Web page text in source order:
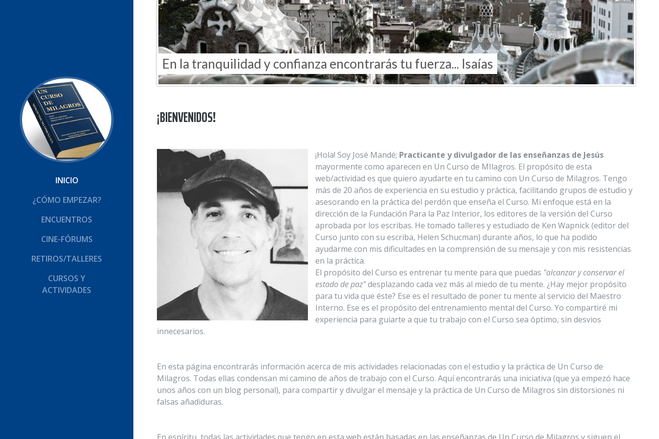
INICIO
¿CÓMO EMPEZAR?
ENCUENTROS
CINE-FÓRUMS
RETIROS/TALLERES
CURSOS Y
ACTIVIDADES
En la tranquilidad y confianza encontrarás tu fuerza... Isaías
¡BIENVENIDOS!
¡Hola! Soy José Mandé; Practicante y divulgador de las enseñanzas de Jesús
mayormente como aparecen en Un Curso de MIlagros. El propósito de esta
web/actividad es que quiero ayudarte en tu camino con Un Curso de Milagros. Tengo
más de 20 años de experiencia en su estudio y práctica, facilitando grupos de estudio y
asesorando en la práctica del perdón que enseña el Curso. Mi enfoque está en la
dirección de la Fundación Para la Paz Interior, los editores de la versión del Curso
aprobada por los escribas. He tomado talleres y estudiado de Ken Wapnick (editor del
Curso junto con su escriba, Helen Schucman) durante años, lo que ha podido
ayudarme con mis dificultades en la comprensión de su mensaje y con mis resistencias
en la práctica.
El propósito del Curso es entrenar tu mente para que puedas "alcanzar y conservar el
estado de paz"desplazando cada vez más al miedo de tu mente. ¿Hay mejor propósito
para tu vida que éste? Ese es el resultado de poner tu mente al servicio del Maestro
Interno. Ese es el propósito del entrenamiento mental del Curso. Yo compartiré mi
experiencia para guiarte a que tu trabajo con el Curso sea óptimo, sin desvios
innecesarios.
En esta página encontrarás información acerca de mis actividades relacionadas con el estudio y la práctica de Un Curso de
Milagros. Todas ellas condensan mi camino de años de trabajo con el Curso. Aquí encontrarás una iniciativa (que ya empezó hace
unos años con un blog personal), para compartir y divulgar el mensaje y la práctica de Un Curso de Milagros sin distorsiones ni
falsas añadiduras.